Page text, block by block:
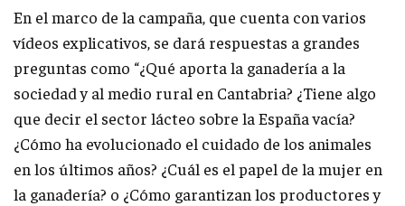
En el marco de la campaña, que cuenta con varios
vídeos explicativos, se dará respuestas a grandes
preguntas como “¿Qué aporta la ganadería a la
sociedad y al medio rural en Cantabria? ¿Tiene algo
que decir el sector lácteo sobre la España vacía?
¿Cómo ha evolucionado el cuidado de los animales
en los últimos años? ¿Cuál es el papel de la mujer en
la ganadería? o ¿Cómo garantizan los productores y